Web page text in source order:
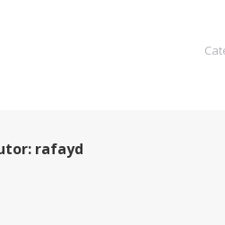
rafayd